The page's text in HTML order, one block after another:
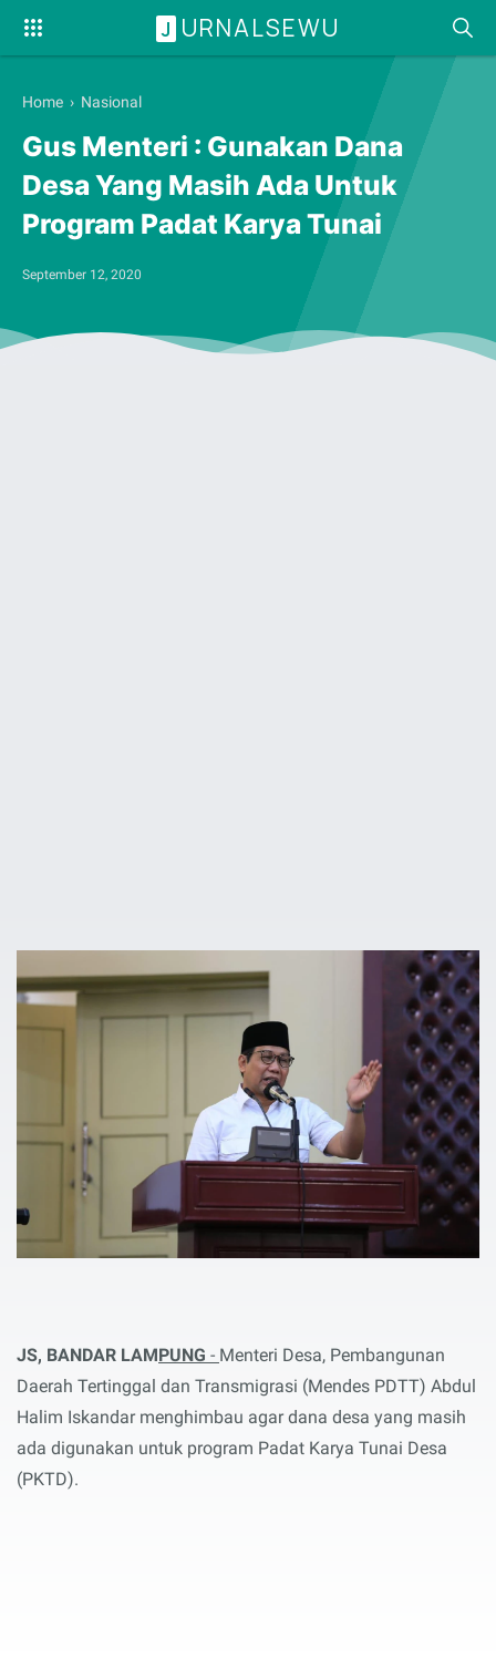
J URNALSEWU
Home › Nasional
Gus Menteri : Gunakan Dana
Desa Yang Masih Ada Untuk
Program Padat Karya Tunai
September 12, 2020
JS, BANDAR LAMPUNG - Menteri Desa, Pembangunan
Daerah Tertinggal dan Transmigrasi (Mendes PDTT) Abdul
Halim Iskandar menghimbau agar dana desa yang masih
ada digunakan untuk program Padat Karya Tunai Desa
(PKTD).